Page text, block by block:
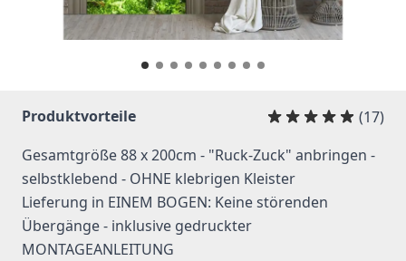
Produktvorteile
(17)
Gesamtgröße 88 x 200cm - "Ruck-Zuck" anbringen -
selbstklebend - OHNE klebrigen Kleister
Lieferung in EINEM BOGEN: Keine störenden
Übergänge - inklusive gedruckter
MONTAGEANLEITUNG